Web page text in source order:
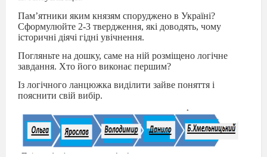
Пам’ятники яким князям споруджено в Україні?
Сформулюйте 2-3 твердження, які доводять, чому
історичні діячі гідні увічнення.
Погляньте на дошку, саме на ній розміщено логічне
завдання. Хто його виконає першим?
Із логічного ланцюжка виділити зайве поняття і
пояснити свій вибір.